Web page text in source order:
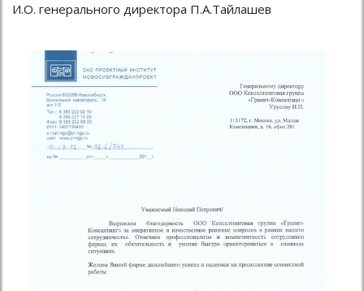
И.О. генерального директора П.А.Тайлашев